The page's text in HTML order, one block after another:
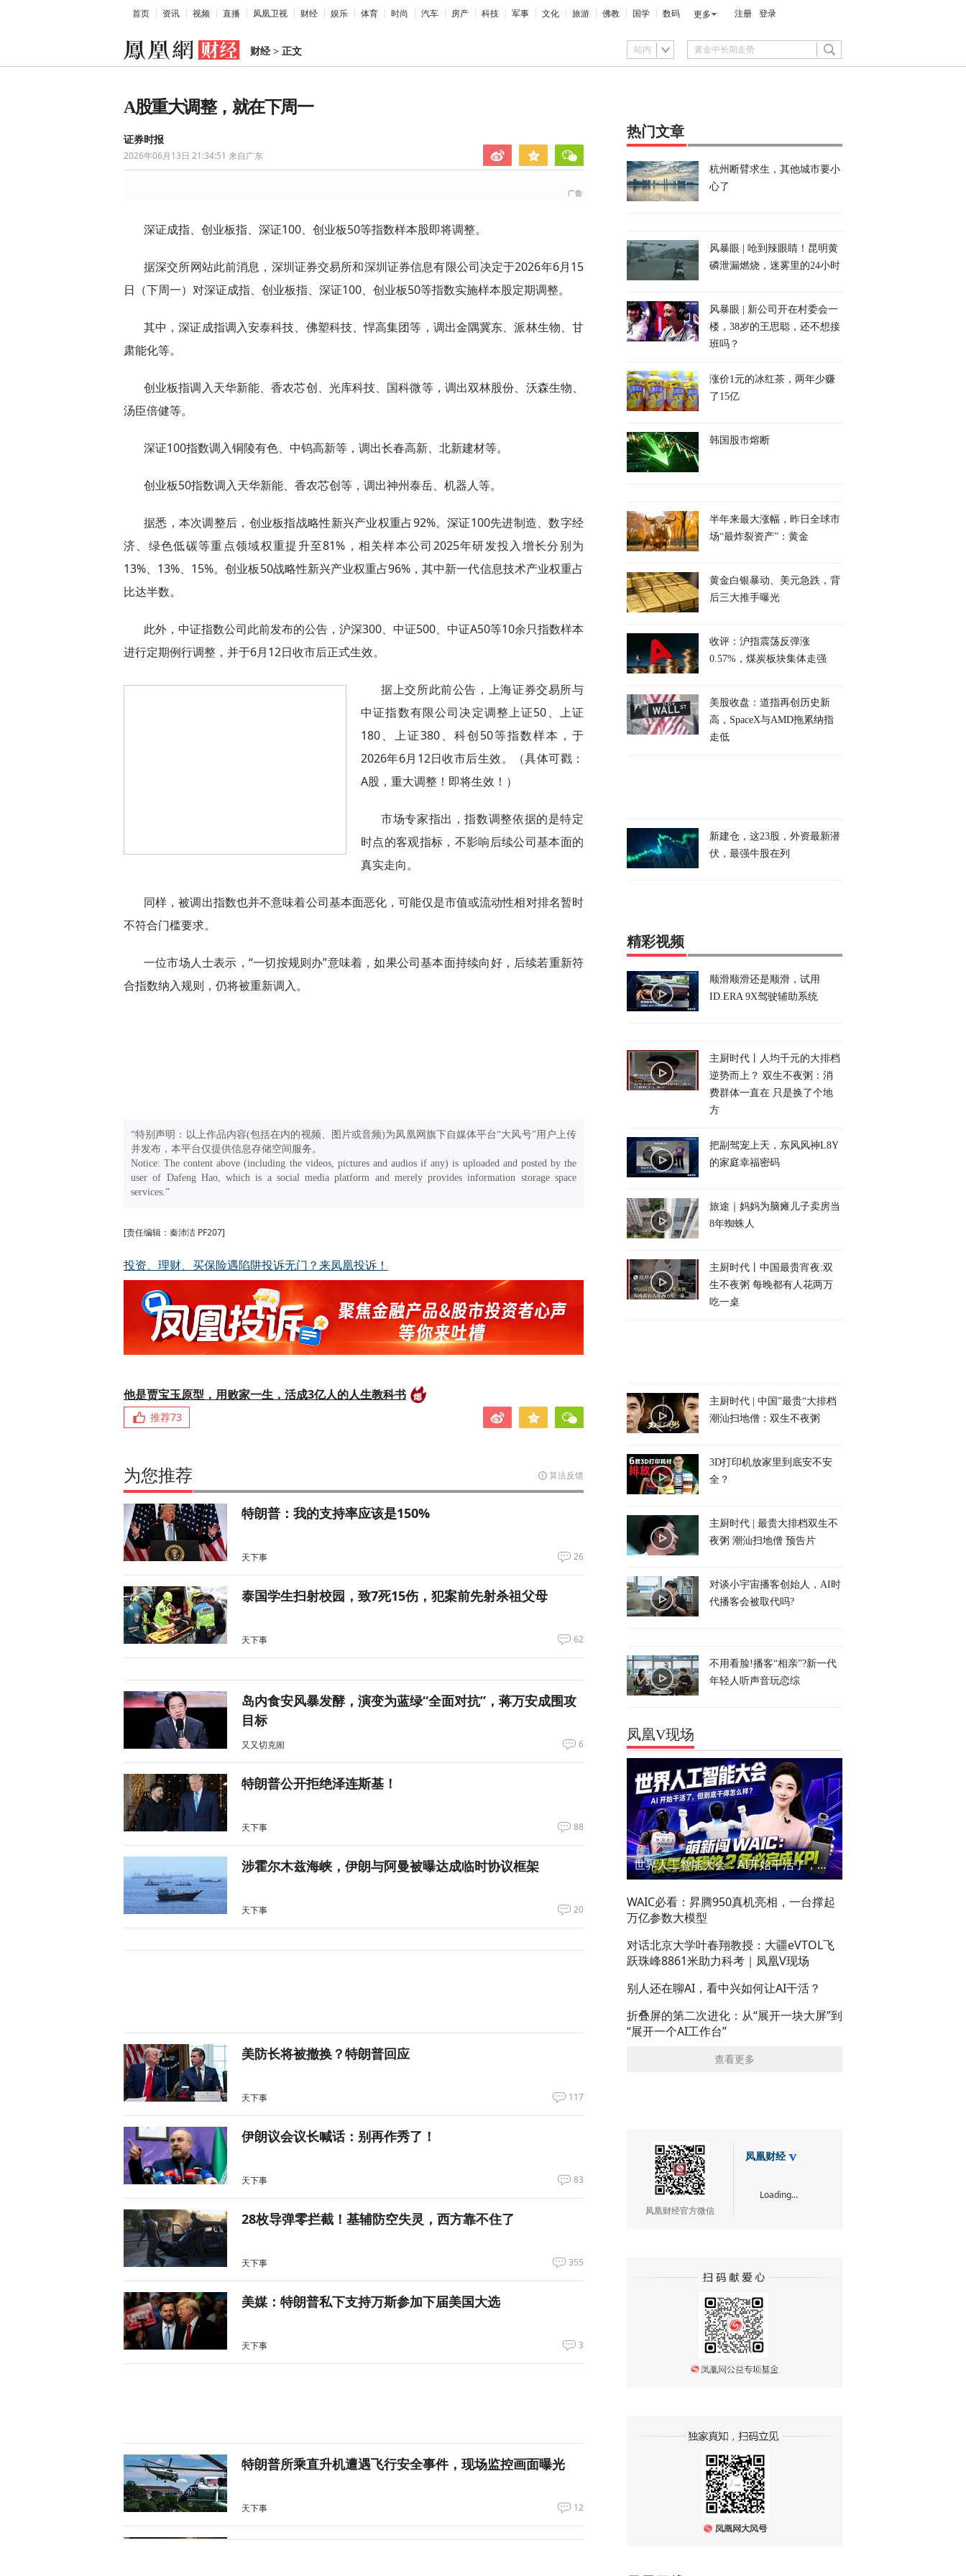
首页 资讯 视频 直播 凤凰卫视 财经 娱乐 体育 时尚 汽车 房产 科技 军事 文化 旅游 佛教 国学 数码 更多 注册 登录
财经> 正文 站内
A股重大调整，就在下周一
证券时报
2026年06月13日 21:34:51 来自广东
深证成指、创业板指、深证100、创业板50等指数样本股即将调整。
据深交所网站此前消息，深圳证券交易所和深圳证券信息有限公司决定于2026年6月15
日（下周一）对深证成指、创业板指、深证100、创业板50等指数实施样本股定期调整。
其中，深证成指调入安泰科技、佛塑科技、悍高集团等，调出金隅冀东、派林生物、甘
肃能化等。
创业板指调入天华新能、香农芯创、光库科技、国科微等，调出双林股份、沃森生物、
汤臣倍健等。
深证100指数调入铜陵有色、中钨高新等，调出长春高新、北新建材等。
创业板50指数调入天华新能、香农芯创等，调出神州泰岳、机器人等。
据悉，本次调整后，创业板指战略性新兴产业权重占92%。深证100先进制造、数字经
济、绿色低碳等重点领域权重提升至81%，相关样本公司2025年研发投入增长分别为
13%、13%、15%。创业板50战略性新兴产业权重占96%，其中新一代信息技术产业权重占
比达半数。
此外，中证指数公司此前发布的公告，沪深300、中证500、中证A50等10余只指数样本
进行定期例行调整，并于6月12日收市后正式生效。
据上交所此前公告，上海证券交易所与
中证指数有限公司决定调整上证50、上证
180、上证380、科创50等指数样本，于
2026年6月12日收市后生效。（具体可戳：
A股，重大调整！即将生效！）
市场专家指出，指数调整依据的是特定
时点的客观指标，不影响后续公司基本面的
真实走向。
同样，被调出指数也并不意味着公司基本面恶化，可能仅是市值或流动性相对排名暂时
不符合门槛要求。
一位市场人士表示，“一切按规则办”意味着，如果公司基本面持续向好，后续若重新符
合指数纳入规则，仍将被重新调入。
“特别声明：以上作品内容(包括在内的视频、图片或音频)为凤凰网旗下自媒体平台“大风号”用户上传
并发布，本平台仅提供信息存储空间服务。
Notice: The content above (including the videos, pictures and audios if any) is uploaded and posted by the
user of Dafeng Hao, which is a social media platform and merely provides information storage space
services.”
[责任编辑：秦沛洁 PF207]
投资、理财、买保险遇陷阱投诉无门？来凤凰投诉！
他是贾宝玉原型，用败家一生，活成3亿人的人生教科书
推荐73
为您推荐 算法反馈
特朗普：我的支持率应该是150%
天下事 26
泰国学生扫射校园，致7死15伤，犯案前先射杀祖父母
天下事 62
岛内食安风暴发酵，演变为蓝绿“全面对抗”，蒋万安成围攻
目标
又又切克闹 6
特朗普公开拒绝泽连斯基！
天下事 88
涉霍尔木兹海峡，伊朗与阿曼被曝达成临时协议框架
天下事 20
美防长将被撤换？特朗普回应
天下事 117
伊朗议会议长喊话：别再作秀了！
天下事 83
28枚导弹零拦截！基辅防空失灵，西方靠不住了
天下事 355
美媒：特朗普私下支持万斯参加下届美国大选
天下事 3
特朗普所乘直升机遭遇飞行安全事件，现场监控画面曝光
天下事 12
热门文章
杭州断臂求生，其他城市要小
心了
风暴眼 | 呛到辣眼睛！昆明黄
磷泄漏燃烧，迷雾里的24小时
风暴眼 | 新公司开在村委会一
楼，38岁的王思聪，还不想接
班吗？
涨价1元的冰红茶，两年少赚
了15亿
韩国股市熔断
半年来最大涨幅，昨日全球市
场“最炸裂资产”：黄金
黄金白银暴动、美元急跌，背
后三大推手曝光
收评：沪指震荡反弹涨
0.57%，煤炭板块集体走强
美股收盘：道指再创历史新
高，SpaceX与AMD拖累纳指
走低
新建仓，这23股，外资最新潜
伏，最强牛股在列
精彩视频
顺滑顺滑还是顺滑，试用
ID.ERA 9X驾驶辅助系统
主厨时代丨人均千元的大排档
逆势而上？ 双生不夜粥：消
费群体一直在 只是换了个地
方
把副驾宠上天，东风风神L8Y
的家庭幸福密码
旅途｜妈妈为脑瘫儿子卖房当
8年蜘蛛人
主厨时代丨中国最贵宵夜:双
生不夜粥 每晚都有人花两万
吃一桌
主厨时代 | 中国”最贵“大排档
潮汕扫地僧：双生不夜粥
3D打印机放家里到底安不安
全？
主厨时代 | 最贵大排档双生不
夜粥 潮汕扫地僧 预告片
对谈小宇宙播客创始人，AI时
代播客会被取代吗?
不用看脸!播客“相亲”?新一代
年轻人听声音玩恋综
凤凰V现场
世界人工智能大会：AI开始干活了，但到底干的怎么样？萌新闯WAIC
WAIC必看：昇腾950真机亮相，一台撑起
万亿参数大模型
对话北京大学叶春翔教授：大疆eVTOL飞
跃珠峰8861米助力科考｜凤凰V现场
别人还在聊AI，看中兴如何让AI干活？
折叠屏的第二次进化：从“展开一块大屏”到
“展开一个AI工作台”
查看更多
凤凰财经官方微信
凤凰财经
Loading...